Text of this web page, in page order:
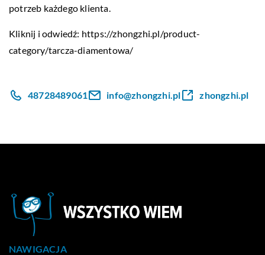
potrzeb każdego klienta.
Kliknij i odwiedź: https://zhongzhi.pl/product-
category/tarcza-diamentowa/
48728489061 info@zhongzhi.pl zhongzhi.pl
NAWIGACJA